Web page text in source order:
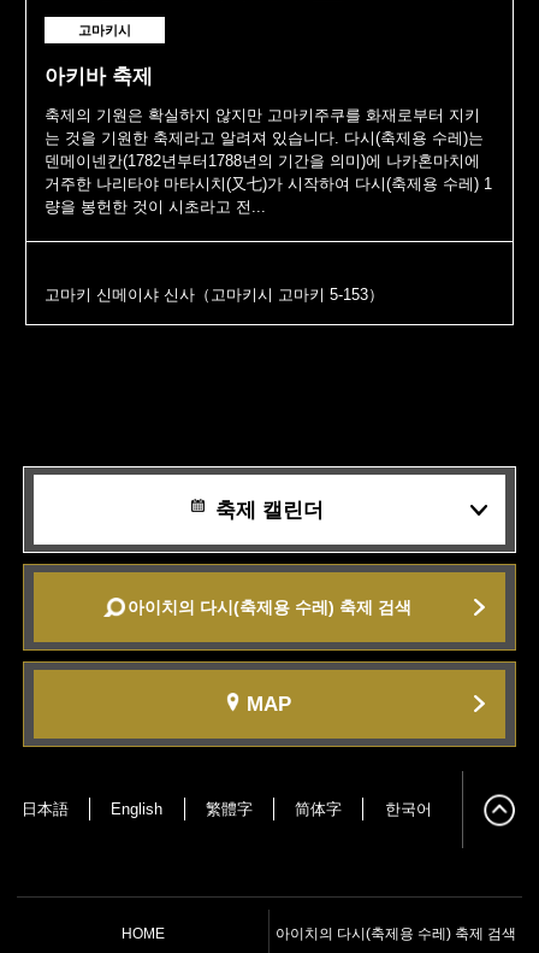
고마키시
아키바 축제
축제의 기원은 확실하지 않지만 고마키주쿠를 화재로부터 지키
는 것을 기원한 축제라고 알려져 있습니다. 다시(축제용 수레)는
덴메이넨칸(1782년부터1788년의 기간을 의미)에 나카혼마치에
거주한 나리타야 마타시치(又七)가 시작하여 다시(축제용 수레) 1
량을 봉헌한 것이 시초라고 전...
고마키 신메이샤 신사（고마키시 고마키 5-153）
축제 캘린더
아이치의 다시(축제용 수레) 축제 검색
MAP
日本語 English 繁體字 简体字 한국어
HOME 아이치의 다시(축제용 수레) 축제 검색